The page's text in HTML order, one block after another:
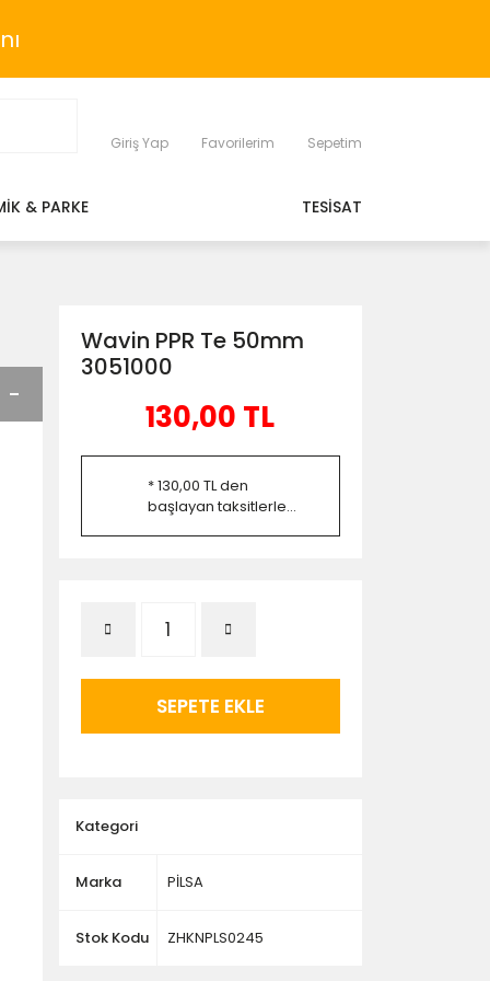
Giriş Yap Favorilerim Sepetim
& PARKE TESİSAT
Wavin PPR Te 50mm
3051000
130,00 TL
* 130,00 TL den
başlayan taksitlerle...
SEPETE EKLE
Kategori
Marka PİLSA
Stok Kodu ZHKNPLS0245